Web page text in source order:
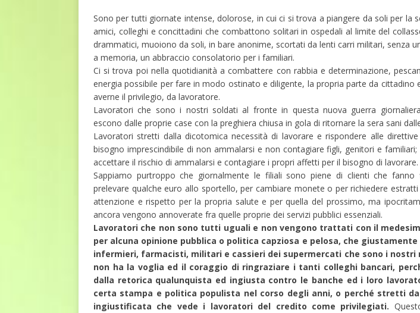
Sono per tutti giornate intense, dolorose, in cui ci si trova a piangere da soli per la
amici, colleghi e concittadini che combattono solitari in ospedali al limite del
drammatici, muoiono da soli, in bare anonime, scortati da lenti carri militari, senza
a memoria, un abbraccio consolatorio per i familiari.
Ci si trova poi nella quotidianità a combattere con rabbia e determinazione,
energia possibile per fare in modo ostinato e diligente, la propria parte da cittadino
averne il privilegio, da lavoratore.
Lavoratori che sono i nostri soldati al fronte in questa nuova guerra
escono dalle proprie case con la preghiera chiusa in gola di ritornare la sera sani
Lavoratori stretti dalla dicotomica necessità di lavorare e rispondere alle
bisogno imprescindibile di non ammalarsi e non contagiare figli, genitori e
accettare il rischio di ammalarsi e contagiare i propri affetti per il bisogno di lavorare.
Sappiamo purtroppo che giornalmente le filiali sono piene di clienti che
prelevare qualche euro allo sportello, per cambiare monete o per richiedere
attenzione e rispetto per la propria salute e per quella del prossimo, ma
ancora vengono annoverate fra quelle proprie dei servizi pubblici essenziali.
Lavoratori che non sono tutti uguali e non vengono trattati con il
per alcuna opinione pubblica o politica capziosa e pelosa, che
infermieri, farmacisti, militari e cassieri dei supermercati che sono i nostri
non ha la voglia ed il coraggio di ringraziare i tanti colleghi bancari,
dalla retorica qualunquista ed ingiusta contro le banche ed i loro
certa stampa e politica populista nel corso degli anni, o perché stretti da
ingiustificata che vede i lavoratori del credito come privilegiati.